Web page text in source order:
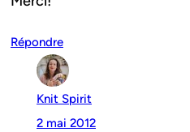
Répondre
Knit Spirit
2 mai 2012